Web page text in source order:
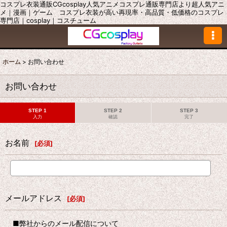
コスプレ衣装通販CGcosplay人気アニメコスプレ通販専門店より超人気アニ
メ｜漫画｜ゲーム コスプレ衣装が高い再現率・高品質・低価格のコスプレ
専門店｜cosplay｜コスチューム
ホーム > お問い合わせ
お問い合わせ
STEP 1
入力
STEP 2
確認
STEP 3
完了
お名前 [必須]
メールアドレス [必須]
■弊社からのメール配信について